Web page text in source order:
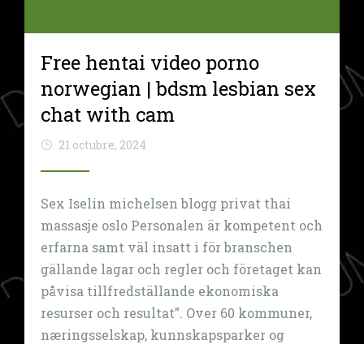
Free hentai video porno
norwegian | bdsm lesbian sex
chat with cam
21 octubre, 2024
Sex Iselin michelsen blogg privat thai
massasje oslo Personalen är kompetent och
erfarna samt väl insatt i för branschen
gällande lagar och regler och företaget kan
påvisa tillfredställande ekonomiska
resurser och resultat”. Over 60 kommuner,
næringsselskap, kunnskapsparker og